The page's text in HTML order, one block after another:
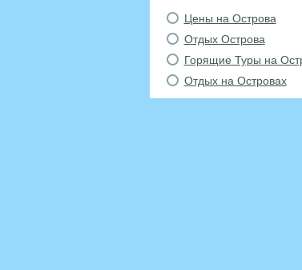
Цены на Острова
Отдых Острова
Горящие Туры на
Отдых на Островах